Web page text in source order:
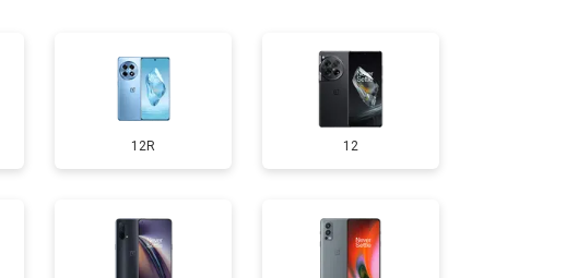
от 1400 ₽ Заказать
от 950 ₽ Заказать
от 1750 ₽ Заказать
12R 12